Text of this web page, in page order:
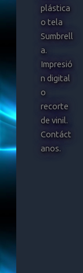
plástica
o tela
Sumbrell
a.
Impresió
n digital
o
recorte
de vinil.
Contáct
anos.